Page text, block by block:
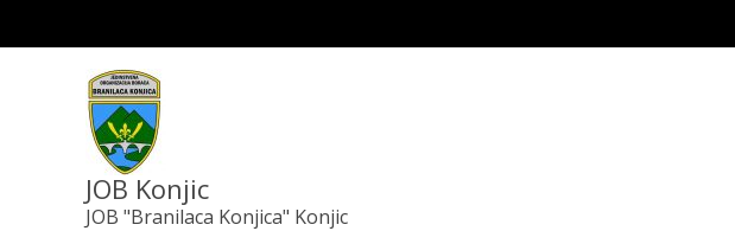
JOB Konjic
JOB "Branilaca Konjica" Konjic